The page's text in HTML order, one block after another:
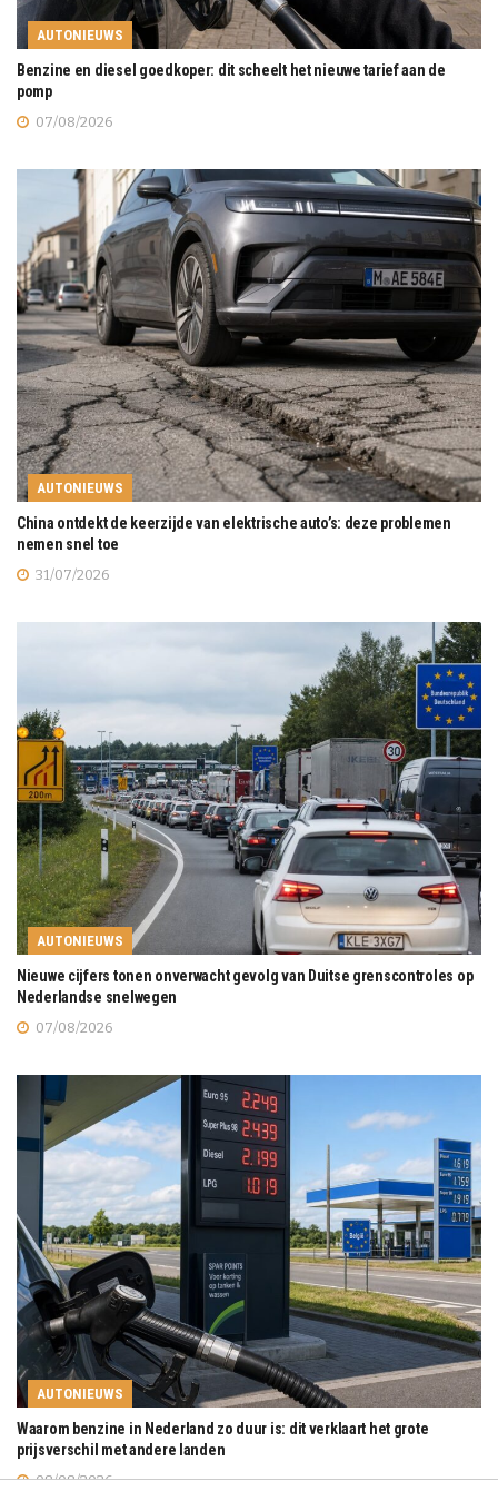
AUTONIEUWS
Benzine en diesel goedkoper: dit scheelt het nieuwe tarief aan de
pomp
07/08/2026
AUTONIEUWS
China ontdekt de keerzijde van elektrische auto’s: deze problemen
nemen snel toe
31/07/2026
AUTONIEUWS
Nieuwe cijfers tonen onverwacht gevolg van Duitse grenscontroles op
Nederlandse snelwegen
07/08/2026
AUTONIEUWS
Waarom benzine in Nederland zo duur is: dit verklaart het grote
prijsverschil met andere landen
08/08/2026